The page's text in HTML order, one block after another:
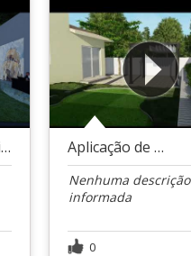
Parque Florestal em Niterói Aplicação de Paver - California/USA
Nenhuma descrição
informada
0